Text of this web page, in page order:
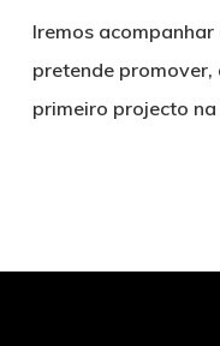
Iremos
pretende promover,
primeiro projecto